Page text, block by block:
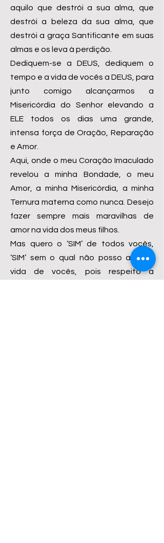
aquilo que destrói a sua alma, que
destrói a beleza da sua alma, que
destrói a graça Santificante em suas
almas e os leva à perdição.
Dediquem-se a DEUS, dediquem o
tempo e a vida de vocês a DEUS, para
junto comigo alcançarmos a
Misericórdia do Senhor elevando a
ELE todos os dias uma grande,
intensa força de Oração, Reparação
e Amor.
Aqui, onde o meu Coração Imaculado
revelou a minha Bondade, o meu
Amor, a minha Misericórdia, a minha
Ternura materna como nunca. Desejo
fazer sempre mais maravilhas de
amor na vida dos meus filhos.
Mas quero o ‘SIM’ de todos vocês,
‘SIM’ sem o qual não posso agir na
vida de vocês, pois respeito a